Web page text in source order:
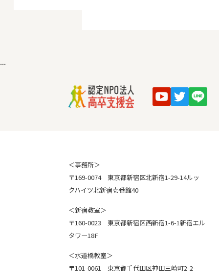
...
＜事務所＞
〒169-0074 東京都新宿区北新宿1-29-14ルッ
クハイツ北新宿壱番館40
＜新宿教室＞
〒160-0023 東京都新宿区西新宿1-6-1新宿エル
タワー18F
＜水道橋教室＞
〒101-0061 東京都千代田区神田三崎町2-2-